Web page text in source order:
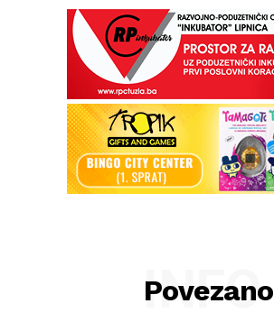
Povezano
INFO